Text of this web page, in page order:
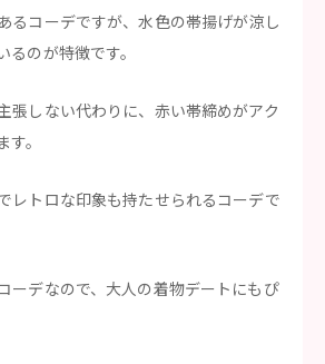
るコーデですが、水色の帯揚げが涼し
のが特徴です。
張しない代わりに、赤い帯締めがアク
。
レトロな印象も持たせられるコーデで
ーデなので、大人の着物デートにもぴ